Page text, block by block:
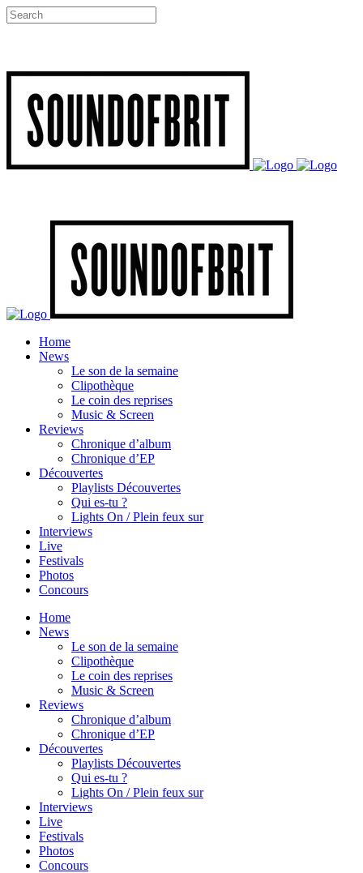
Home
News
Le son de la semaine
Clipothèque
Le coin des reprises
Music & Screen
Reviews
Chronique d’album
Chronique d’EP
Découvertes
Playlists Découvertes
Qui es-tu ?
Lights On / Plein feux sur
Interviews
Live
Festivals
Photos
Concours
Home
News
Le son de la semaine
Clipothèque
Le coin des reprises
Music & Screen
Reviews
Chronique d’album
Chronique d’EP
Découvertes
Playlists Découvertes
Qui es-tu ?
Lights On / Plein feux sur
Interviews
Live
Festivals
Photos
Concours